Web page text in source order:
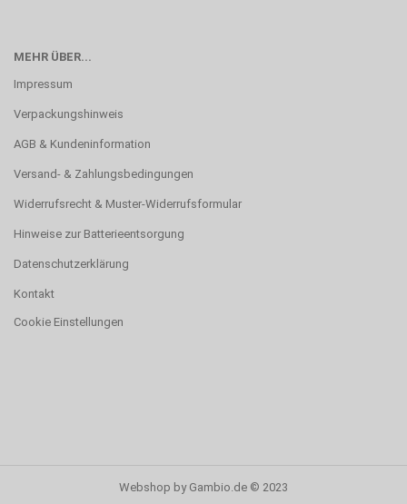
MEHR ÜBER...
Impressum
Verpackungshinweis
AGB & Kundeninformation
Versand- & Zahlungsbedingungen
Widerrufsrecht & Muster-Widerrufsformular
Hinweise zur Batterieentsorgung
Datenschutzerklärung
Kontakt
Cookie Einstellungen
Webshop by Gambio.de © 2023